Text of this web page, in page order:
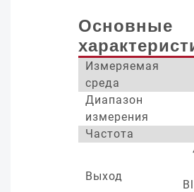
Основные
Измеряемая
среда
Диапазон
измерения
Частота
Выход